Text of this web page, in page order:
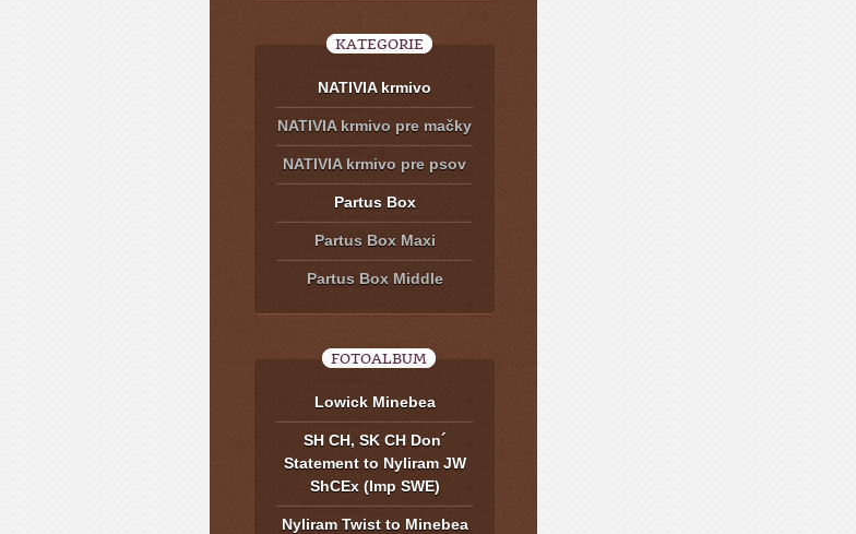
KATEGORIE
NATIVIA krmivo
NATIVIA krmivo pre mačky
NATIVIA krmivo pre psov
Partus Box
Partus Box Maxi
Partus Box Middle
FOTOALBUM
Lowick Minebea
SH CH, SK CH Don´
Statement to Nyliram JW
ShCEx (Imp SWE)
Nyliram Twist to Minebea